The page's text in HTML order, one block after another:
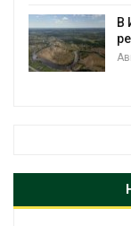
расчистку Ницы
паводка